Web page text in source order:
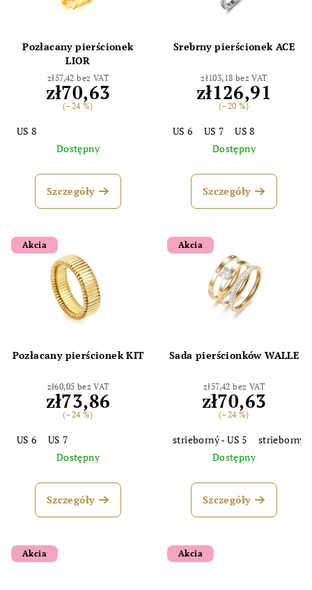
Pozłacany pierścionek
LIOR
zł57,42 bez VAT
zł70,63
(–24 %)
US 8
Dostępny
Szczegóły
Srebrny pierścionek ACE
zł103,18 bez VAT
zł126,91
(–20 %)
US 6 US 7
US 8
Dostępny
Szczegóły
Akcia
Pozłacany pierścionek KIT
zł60,05 bez VAT
zł73,86
(–24 %)
US 6
US 7
Dostępny
Szczegóły
Akcia
Sada pierścionków WALLE
zł57,42 bez VAT
zł70,63
(–24 %)
strieborný - US 5
strieborný -
Dostępny
Szczegóły
Akcia Akcia